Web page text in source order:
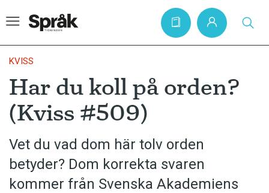
Hem
Artiklar
Krönikor
Språkfrågor
Skrivtips
KVISS
Har du koll på orden?
(Kviss #509)
Vet du vad dom här tolv orden
betyder? Dom korrekta svaren
kommer från Svenska Akademiens